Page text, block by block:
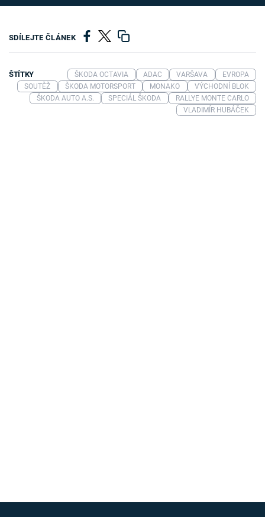
SDÍLEJTE ČLÁNEK
ŠTÍTKY ŠKODA OCTAVIA ADAC VARŠAVA
EVROPA
SOUTĚŽ
ŠKODA MOTORSPORT MONAKO
VÝCHODNÍ BLOK
ŠKODA AUTO A.S.
SPECIÁL ŠKODA
RALLYE MONTE CARLO
VLADIMÍR HUBÁČEK